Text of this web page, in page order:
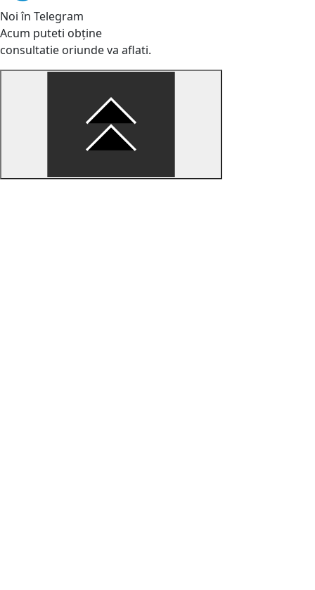
Noi în Telegram
Acum puteti obține
consultatie oriunde va aflati.